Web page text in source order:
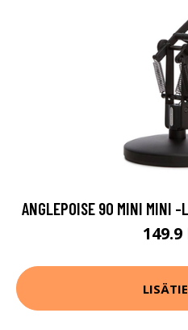
ANGLEPOISE 90 MINI MINI -
149.9